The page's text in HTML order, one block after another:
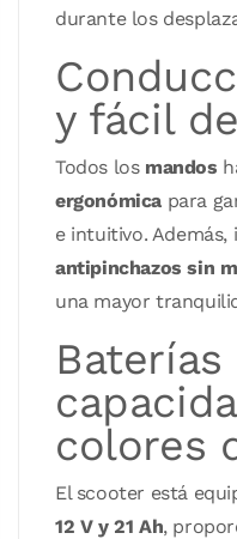
durante los
y fácil
Todos los mandos
ergonómica para
e intuitivo. Además,
antipinchazos sin
una mayor
Baterías
colores
El scooter está
12 V y 21 Ah,